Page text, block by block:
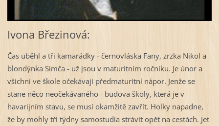
Ivona Březinová:
Čas uběhl a tři kamarádky - černovláska Fany, zrzka Nikol a
blondýnka Simča - už jsou v maturitním ročníku. Je únor a
všichni ve škole očekávají předmaturitní nápor. Jenže se
stane něco neočekávaného - budova školy, která je v
havarijním stavu, se musí okamžitě zavřít. Holky napadne,
že by mohly tři týdny samostudia strávit opět na cestách. Jet